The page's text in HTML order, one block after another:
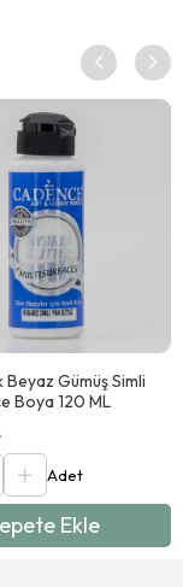
yenileme
boyama,
rahatlıkla
görünümü ile
alanın göz
uygulanabilen
parlaklığıyla
satışta !
120 ML Nasıl
sirkeli su ile
Beyaz Gümüş Simli
Boya 120 ML
Ekle